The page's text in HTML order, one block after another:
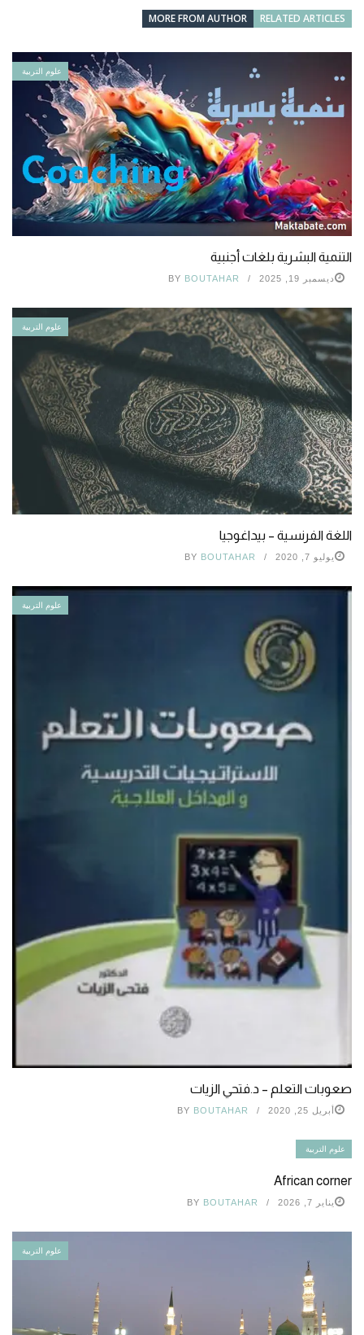
RELATED ARTICLES
MORE FROM AUTHOR
علوم التربية
التنمية البشرية بلغات أجنبية
ديسمبر 19, 2025 BY BOUTAHAR
علوم التربية
اللغة الفرنسية – بيداغوجيا
يوليو 7, 2020 BY BOUTAHAR
علوم التربية
صعوبات التعلم – د.فتحي الزيات
أبريل 25, 2020 BY BOUTAHAR
علوم التربية
African corner
يناير 7, 2026 BY BOUTAHAR
علوم التربية